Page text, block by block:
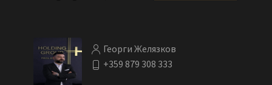
Георги Желязков
+359 879 308 333